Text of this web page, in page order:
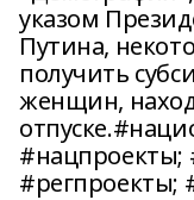
указом
Путина,
получить
женщин,
#нацпроекты;
#регпроекты;